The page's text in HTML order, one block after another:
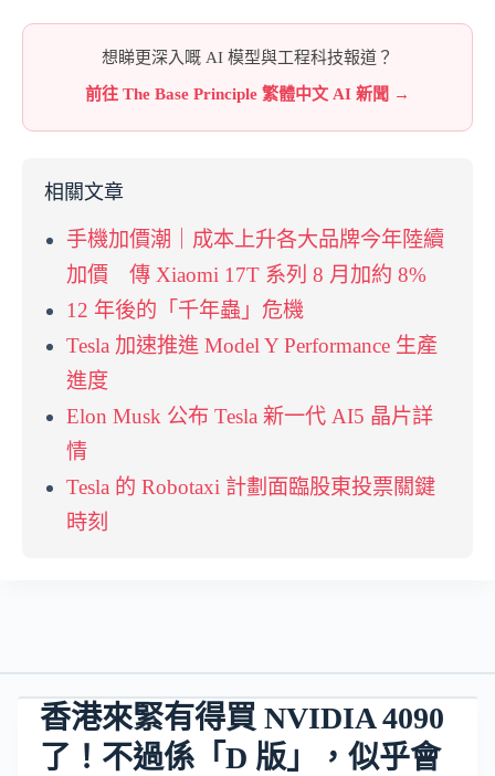
想睇更深入嘅 AI 模型與工程科技報道？
前往 The Base Principle 繁體中文 AI 新聞 →
相關文章
手機加價潮｜成本上升各大品牌今年陸續
加價 傳 Xiaomi 17T 系列 8 月加約 8%
12 年後的「千年蟲」危機
Tesla 加速推進 Model Y Performance 生產
進度
Elon Musk 公布 Tesla 新一代 AI5 晶片詳
情
Tesla 的 Robotaxi 計劃面臨股東投票關鍵
時刻
香港來緊有得買 NVIDIA 4090
了！不過係「D 版」，似乎會